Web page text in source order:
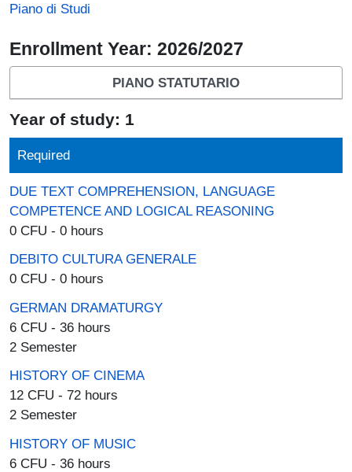
Piano di Studi
Enrollment Year: 2026/2027
PIANO STATUTARIO
Year of study: 1
Required
DUE TEXT COMPREHENSION, LANGUAGE
COMPETENCE AND LOGICAL REASONING
0 CFU - 0 hours
DEBITO CULTURA GENERALE
0 CFU - 0 hours
GERMAN DRAMATURGY
6 CFU - 36 hours
2 Semester
HISTORY OF CINEMA
12 CFU - 72 hours
2 Semester
HISTORY OF MUSIC
6 CFU - 36 hours